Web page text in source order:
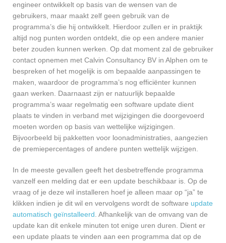
engineer ontwikkelt op basis van de wensen van de
gebruikers, maar maakt zelf geen gebruik van de
programma’s die hij ontwikkelt. Hierdoor zullen er in praktijk
altijd nog punten worden ontdekt, die op een andere manier
beter zouden kunnen werken. Op dat moment zal de gebruiker
contact opnemen met Calvin Consultancy BV in Alphen om te
bespreken of het mogelijk is om bepaalde aanpassingen te
maken, waardoor de programma’s nog efficiënter kunnen
gaan werken. Daarnaast zijn er natuurlijk bepaalde
programma’s waar regelmatig een software update dient
plaats te vinden in verband met wijzigingen die doorgevoerd
moeten worden op basis van wettelijke wijzigingen.
Bijvoorbeeld bij pakketten voor loonadministraties, aangezien
de premiepercentages of andere punten wettelijk wijzigen.
In de meeste gevallen geeft het desbetreffende programma
vanzelf een melding dat er een update beschikbaar is. Op de
vraag of je deze wil installeren hoef je alleen maar op “ja” te
klikken indien je dit wil en vervolgens wordt de software update
automatisch geïnstalleerd. Afhankelijk van de omvang van de
update kan dit enkele minuten tot enige uren duren. Dient er
een update plaats te vinden aan een programma dat op de